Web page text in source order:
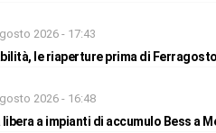
2026 - 17:43
le riaperture prima di Ferragosto
2026 - 16:48
libera a impianti di accumulo Bess a